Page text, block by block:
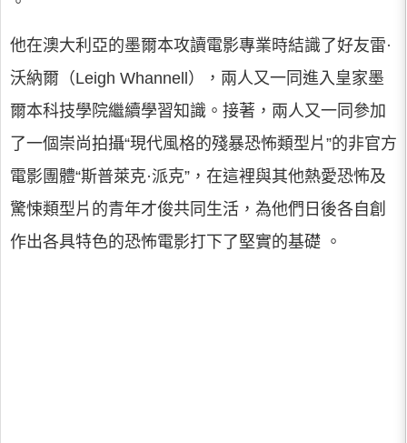
他在澳大利亞的墨爾本攻讀電影專業時結識了好友雷·
沃納爾（Leigh Whannell），兩人又一同進入皇家墨
爾本科技學院繼續學習知識。接著，兩人又一同參加
了一個崇尚拍攝“現代風格的殘暴恐怖類型片”的非官方
電影團體“斯普萊克·派克”，在這裡與其他熱愛恐怖及
驚悚類型片的青年才俊共同生活，為他們日後各自創
作出各具特色的恐怖電影打下了堅實的基礎 。